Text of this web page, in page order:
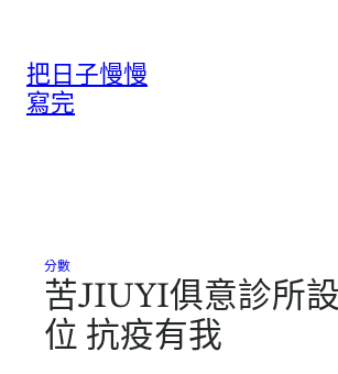
把日子慢慢
寫完
分數
苦JIUYI俱意診所
位 抗疫有我